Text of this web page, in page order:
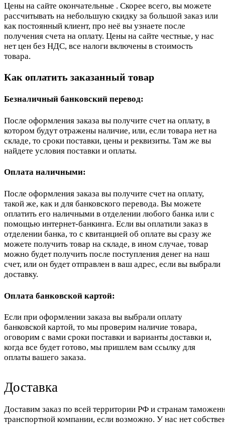
Цены на сайте окончательные . Скорее всего, вы можете
рассчитывать на небольшую скидку за большой заказ или
как постоянный клиент, про неё вы узнаете после
получения счета на оплату. Цены на сайте честные, у нас
нет цен без НДС, все налоги включены в стоимость
товара.
Как оплатить заказанный товар
Безналичный банковский перевод:
После оформления заказа вы получите счет на оплату, в
котором будут отражены наличие, или, если товара нет на
складе, то сроки поставки, цены и реквизиты. Там же вы
найдете условия поставки и оплаты.
Оплата наличными:
После оформления заказа вы получите счет на оплату,
такой же, как и для банковского перевода. Вы можете
оплатить его наличными в отделении любого банка или с
помощью интернет-банкинга. Если вы оплатили заказ в
отделении банка, то с квитанцией об оплате вы сразу же
можете получить товар на складе, в ином случае, товар
можно будет получить после поступления денег на наш
счет, или он будет отправлен в ваш адрес, если вы выбрали
доставку.
Оплата банковской картой:
Если при оформлении заказа вы выбрали оплату
банковской картой, то мы проверим наличие товара,
оговорим с вами сроки поставки и варианты доставки и,
когда все будет готово, мы пришлем вам ссылку для
оплаты вашего заказа.
Доставка
Доставим заказ по всей территории РФ и странам
транспортной компании, если возможно. У нас нет